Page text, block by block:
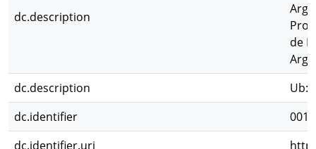
dc.description
de
dc.description
Ub:
dc.identifier
dc.identifier.uri